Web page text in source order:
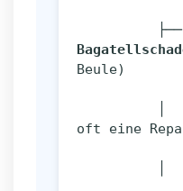
Beule)
oft eine